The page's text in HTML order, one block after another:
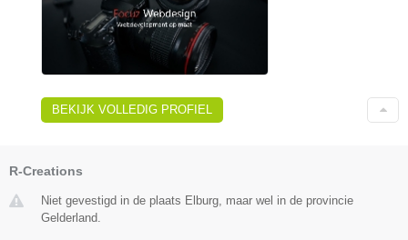
BEKIJK VOLLEDIG PROFIEL
R-Creations
Niet gevestigd in de plaats Elburg, maar wel in de provincie
Gelderland.